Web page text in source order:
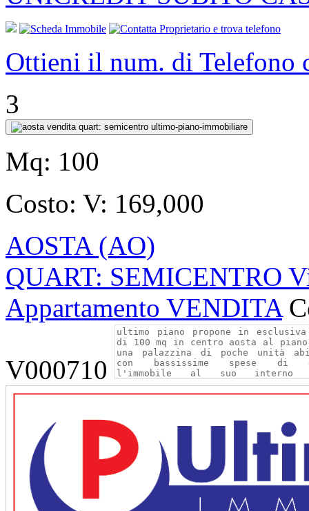
Ottieni il num. di Telefono
3
Mq: 100
Costo: V: 169,000
AOSTA (AO)
QUART: SEMICENTRO
Appartamento VENDITA
V000710